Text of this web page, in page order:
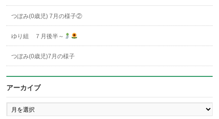
つぼみ(0歳児) 7月の様子②
ゆり組 ７月後半～
つぼみ(0歳児)7月の様子
アーカイブ
ア
ー